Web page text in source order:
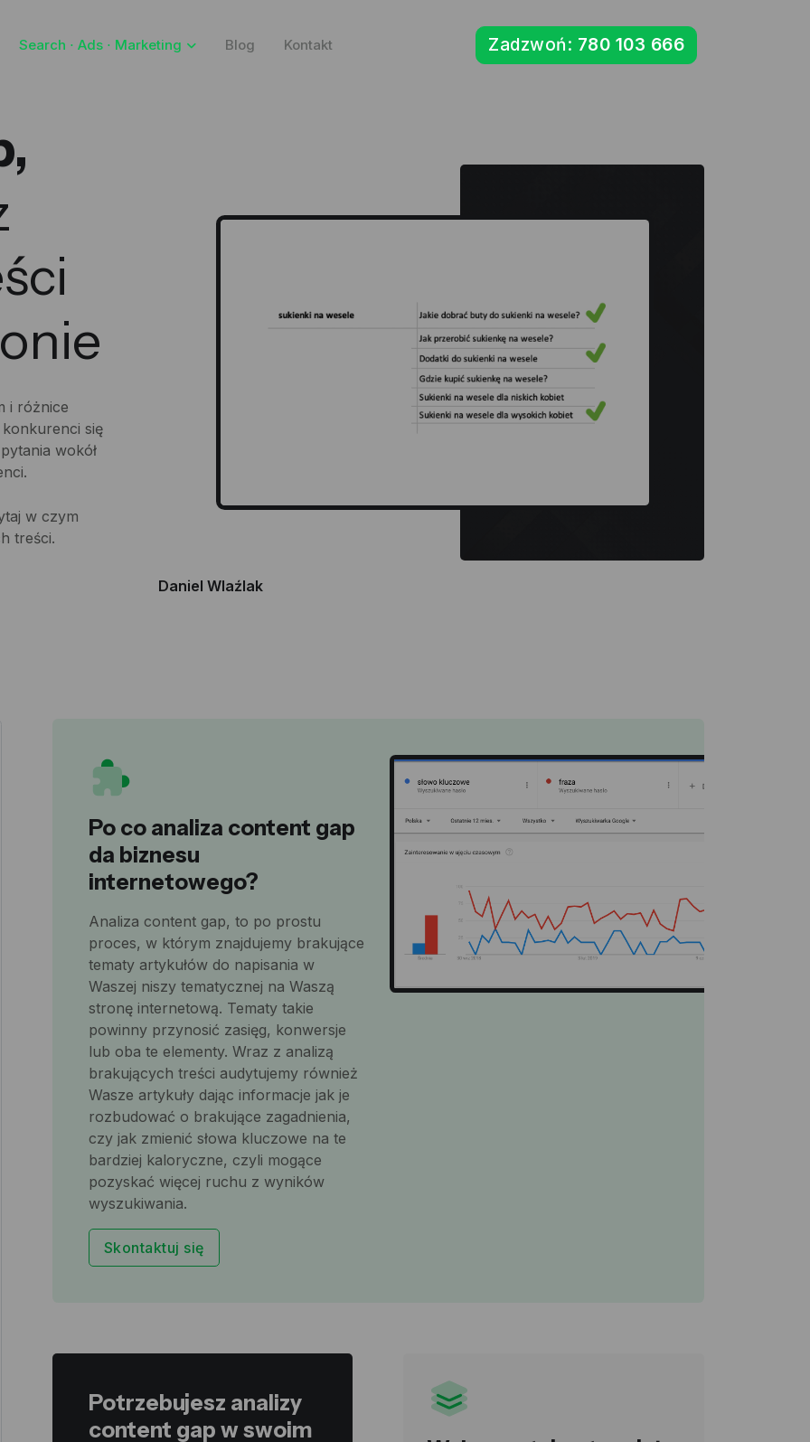
Search ⋅ Ads ⋅ Marketing Blog Kontakt Zadzwoń: 780 103 666
i różnice
się
wokół
w czym
treści.
Daniel Wlaźlak
Po co analiza content gap
da biznesu
internetowego?
Analiza content gap, to po prostu
proces, w którym znajdujemy brakujące
tematy artykułów do napisania w
Waszej niszy tematycznej na Waszą
stronę internetową. Tematy takie
powinny przynosić zasięg, konwersje
lub oba te elementy. Wraz z analizą
brakujących treści audytujemy również
Wasze artykuły dając informacje jak je
rozbudować o brakujące zagadnienia,
czy jak zmienić słowa kluczowe na te
bardziej kaloryczne, czyli mogące
pozyskać więcej ruchu z wyników
wyszukiwania.
Skontaktuj się
Potrzebujesz analizy
content gap w swoim